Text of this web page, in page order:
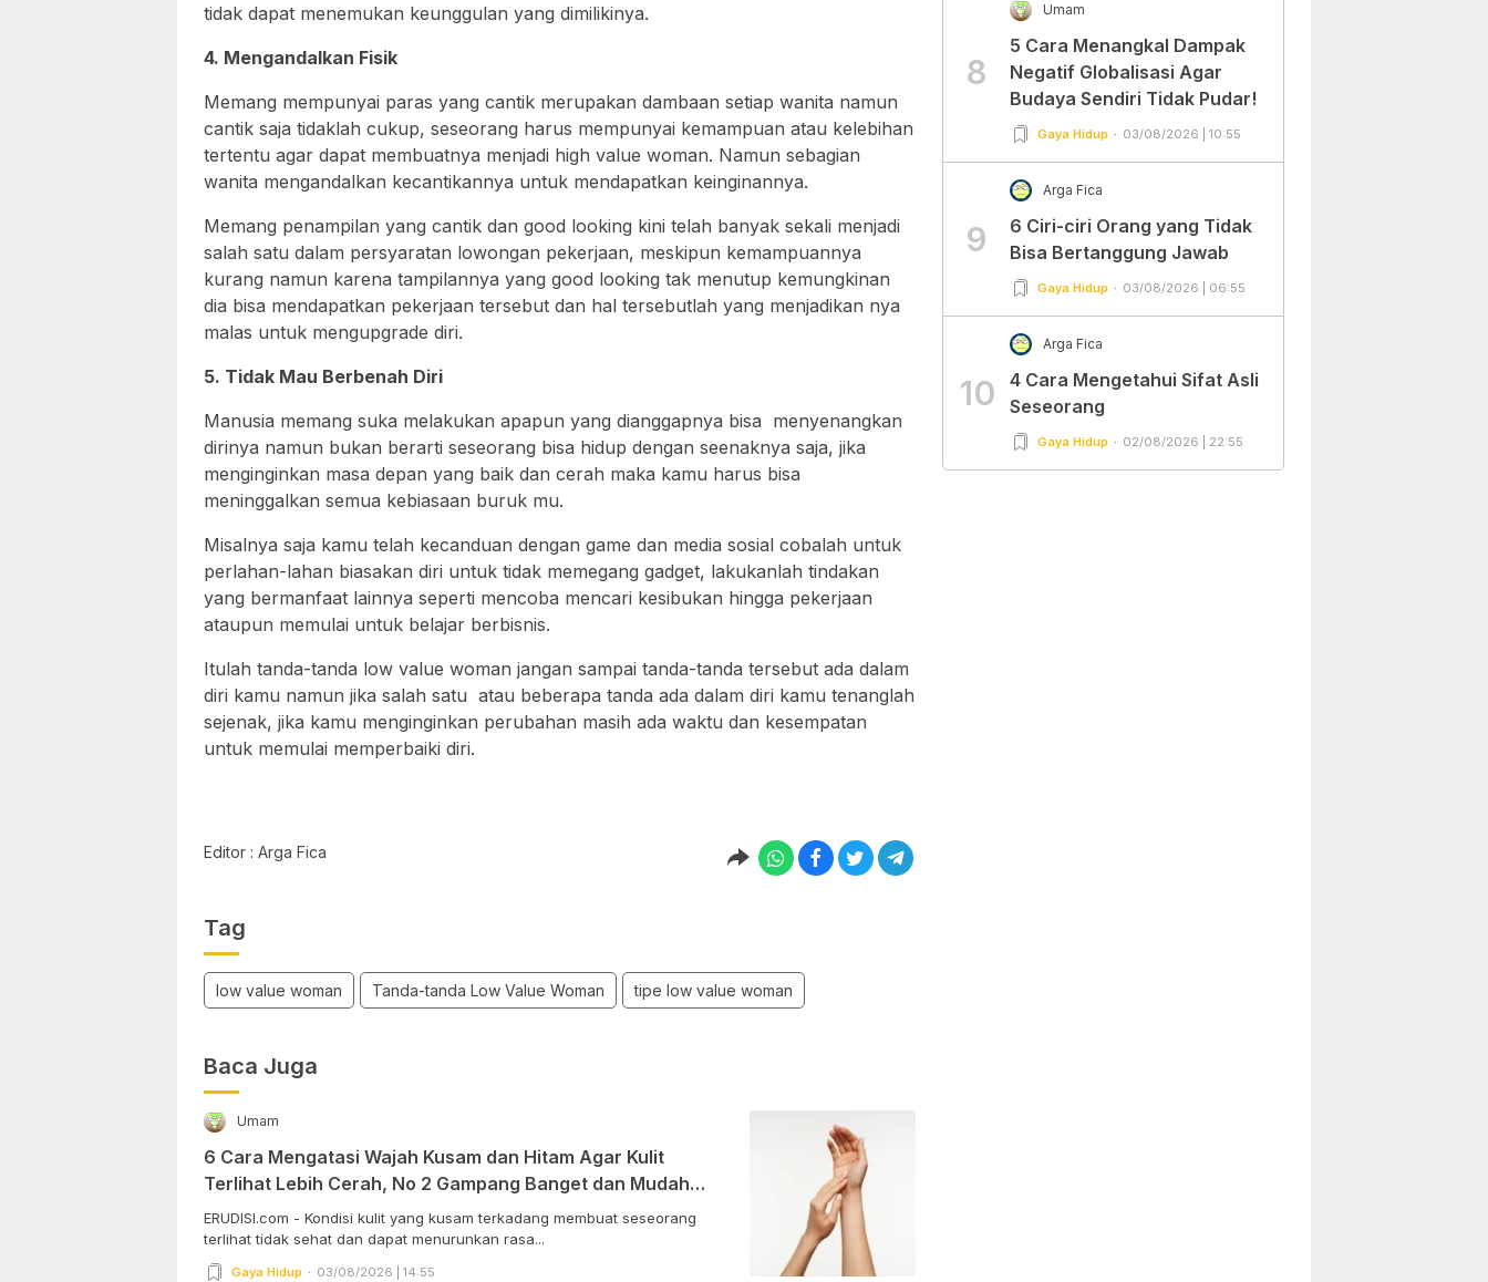
tidak dapat menemukan keunggulan yang dimilikinya.
4. Mengandalkan Fisik
Memang mempunyai paras yang cantik merupakan dambaan setiap wanita namun
cantik saja tidaklah cukup, seseorang harus mempunyai kemampuan atau kelebihan
tertentu agar dapat membuatnya menjadi high value woman. Namun sebagian
wanita mengandalkan kecantikannya untuk mendapatkan keinginannya.
Memang penampilan yang cantik dan good looking kini telah banyak sekali menjadi
salah satu dalam persyaratan lowongan pekerjaan, meskipun kemampuannya
kurang namun karena tampilannya yang good looking tak menutup kemungkinan
dia bisa mendapatkan pekerjaan tersebut dan hal tersebutlah yang menjadikan nya
malas untuk mengupgrade diri.
5. Tidak Mau Berbenah Diri
Manusia memang suka melakukan apapun yang dianggapnya bisa menyenangkan
dirinya namun bukan berarti seseorang bisa hidup dengan seenaknya saja, jika
menginginkan masa depan yang baik dan cerah maka kamu harus bisa
meninggalkan semua kebiasaan buruk mu.
Misalnya saja kamu telah kecanduan dengan game dan media sosial cobalah untuk
perlahan-lahan biasakan diri untuk tidak memegang gadget, lakukanlah tindakan
yang bermanfaat lainnya seperti mencoba mencari kesibukan hingga pekerjaan
ataupun memulai untuk belajar berbisnis.
Itulah tanda-tanda low value woman jangan sampai tanda-tanda tersebut ada dalam
diri kamu namun jika salah satu atau beberapa tanda ada dalam diri kamu tenanglah
sejenak, jika kamu menginginkan perubahan masih ada waktu dan kesempatan
untuk memulai memperbaiki diri.
Editor : Arga Fica
Tag
low value woman Tanda-tanda Low Value Woman tipe low value woman
Baca Juga
Umam
6 Cara Mengatasi Wajah Kusam dan Hitam Agar Kulit
Terlihat Lebih Cerah, No 2 Gampang Banget dan Mudah
Dipraktekkan!
ERUDISI.com - Kondisi kulit yang kusam terkadang membuat seseorang
terlihat tidak sehat dan dapat menurunkan rasa...
Gaya Hidup 03/08/2026 | 14:55
8
Umam
5 Cara Menangkal Dampak
Negatif Globalisasi Agar
Budaya Sendiri Tidak Pudar!
Gaya Hidup 03/08/2026 | 10:55
9
Arga Fica
6 Ciri-ciri Orang yang Tidak
Bisa Bertanggung Jawab
Gaya Hidup 03/08/2026 | 06:55
10
Arga Fica
4 Cara Mengetahui Sifat Asli
Seseorang
Gaya Hidup 02/08/2026 | 22:55